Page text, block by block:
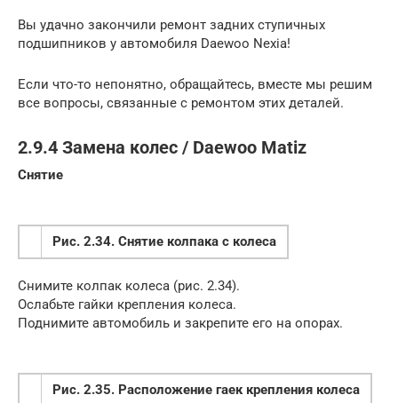
Вы удачно закончили ремонт задних ступичных
подшипников у автомобиля Daewoo Nexia!
Если что-то непонятно, обращайтесь, вместе мы решим
все вопросы, связанные с ремонтом этих деталей.
2.9.4 Замена колес / Daewoo Matiz
Снятие
Рис. 2.34. Снятие колпака с колеса
Снимите колпак колеса (рис. 2.34).
Ослабьте гайки крепления колеса.
Поднимите автомобиль и закрепите его на опорах.
Рис. 2.35. Расположение гаек крепления колеса